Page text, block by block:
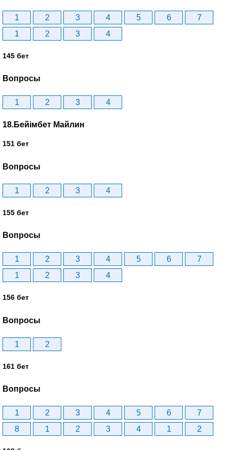
1 2 3 4 5 6
7
1
2 3 4
145 бет
Вопросы
1 2 3 4
18.Бейімбет Майлин
151 бет
Вопросы
1 2 3 4
155 бет
Вопросы
1 2 3 4 5 6
7
1
2 3 4
156 бет
Вопросы
1 2
161 бет
Вопросы
1 2 3 4 5 6
7
8
1 2 3 4 1 2